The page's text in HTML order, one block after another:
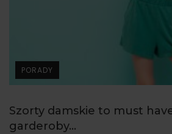
PORADY
Szorty damskie to must
garderoby...